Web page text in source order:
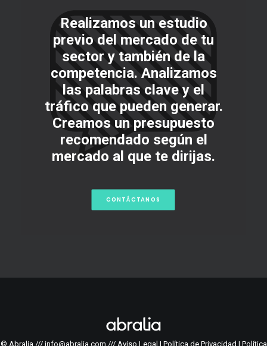
Realizamos un estudio
previo del mercado de tu
sector y también de la
competencia. Analizamos
las palabras clave y el
tráfico que pueden generar.
Creamos un presupuesto
recomendado según el
mercado al que te dirijas.
CONTÁCTANOS
© Abralia /// info@abralia.com /// Aviso Legal | Política de Privacidad | Política